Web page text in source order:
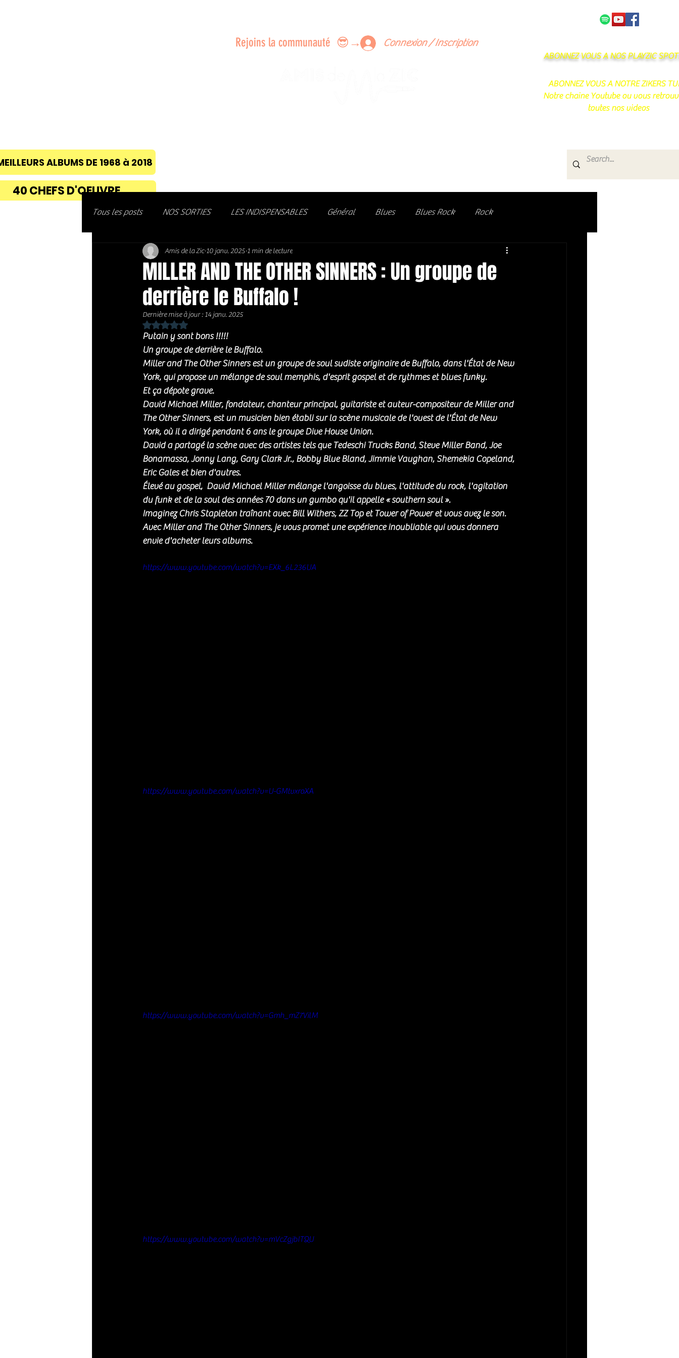
Connexion / Inscription
ABONNEZ VOUS A NOS PLAYZIC
ABONNEZ VOUS A NOTRE ZIKERS
Notre chaine Youtube ou vous
toutes nos videos
ALBUMS DE 1968 à 2018
Découvrez des artistes, vibrez aux concerts et rejoignez une communauté de passionnés !
Rejoins la communauté 😎→
40 CHEFS D'OEUVRE
Tous les posts NOS SORTIES LES INDISPENSABLES Général Blues Blues Rock Rock
Soft Rock / Folk Jazz Soul / Funk / Rhythm Blues
Country / Americana
MILLER AND THE OTHER SINNERS : Un groupe de
derrière le Buffalo !
Amis de la Zic 10 janv. 2025 1 min de lecture
Dernière mise à jour :14 janv. 2025
Noté NaN étoiles sur 5.
Putain y sont bons !!!!!
Un groupe de derrière le Buffalo.
Miller and The Other Sinners est un groupe de soul sudiste originaire de Buffalo, dans l'État de New
York, qui propose un mélange de soul memphis, d'esprit gospel et de rythmes et blues funky.
Et ça dépote grave.
David Michael Miller, fondateur, chanteur principal, guitariste et auteur-compositeur de Miller and
The Other Sinners, est un musicien bien établi sur la scène musicale de l'ouest de l'État de New
York, où il a dirigé pendant 6 ans le groupe Dive House Union.
David a partagé la scène avec des artistes tels que Tedeschi Trucks Band, Steve Miller Band, Joe
Bonamassa, Jonny Lang, Gary Clark Jr., Bobby Blue Bland, Jimmie Vaughan, Shemekia Copeland,
Eric Gales et bien d'autres.
Élevé au gospel,  David Michael Miller mélange l'angoisse du blues, l'attitude du rock, l'agitation
du funk et de la soul des années 70 dans un gumbo qu'il appelle « southern soul ».
Imaginez Chris Stapleton traînant avec Bill Withers, ZZ Top et Tower of Power et vous avez le son.
Avec Miller and The Other Sinners, je vous promet une expérience inoubliable qui vous donnera
envie d'acheter leurs albums.
https://www.youtube.com/watch?v=EXk_6L236UA
https://www.youtube.com/watch?v=U-GMtvxroXA
https://www.youtube.com/watch?v=Gmh_mZ7VilM
https://www.youtube.com/watch?v=mVcZgjbITQU